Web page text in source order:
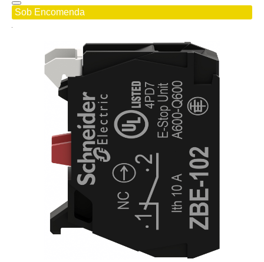
Sob Encomenda